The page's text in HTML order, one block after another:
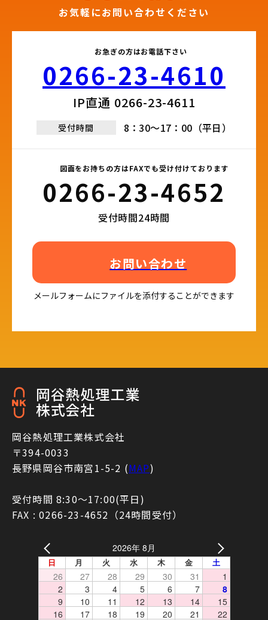
お気軽にお問い合わせください
お急ぎの方はお電話下さい
0266-23-4610​
IP直通 0266-23-4611​
受付時間 8：30～17：00（平日）
図面をお持ちの方はFAXでも受け付けております
0266-23-4652​
受付時間24時間
お問い合わせ
メールフォームにファイルを添付することができます
岡谷熱処理工業株式会社
〒394-0033
長野県岡谷市南宮1-5-2 (MAP)
受付時間 8:30〜17:00(平日)
FAX : 0266-23-4652（24時間受付）
2026年 8月
日 月 火 水 木 金 土
26 27 28 29 30 31
1
2
3 4 5 6 7
8
9
10 11 12 13 14
15
16
17 18 19 20 21 22